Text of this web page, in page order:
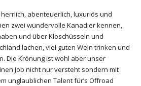
abenteuerlich, luxuriös und
zwei wundervolle Kanadier kennen,
und über Kloschüsseln und
lachen, viel guten Wein trinken und
Die Krönung ist wohl aber unser
Job nicht nur versteht sondern mit
unglaublichen Talent für’s Offroad